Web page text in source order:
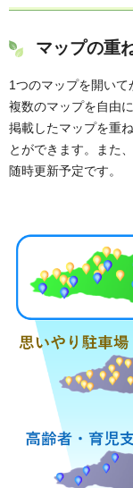
マップの重
1つのマップを開いて
複数のマップを自由
掲載したマップを重
とができます。また
随時更新予定です。